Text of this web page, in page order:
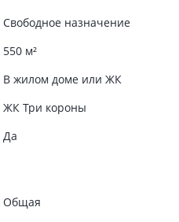
Свободное назначение
550 м²
В жилом доме или ЖК
ЖК Три короны
Да
Общая